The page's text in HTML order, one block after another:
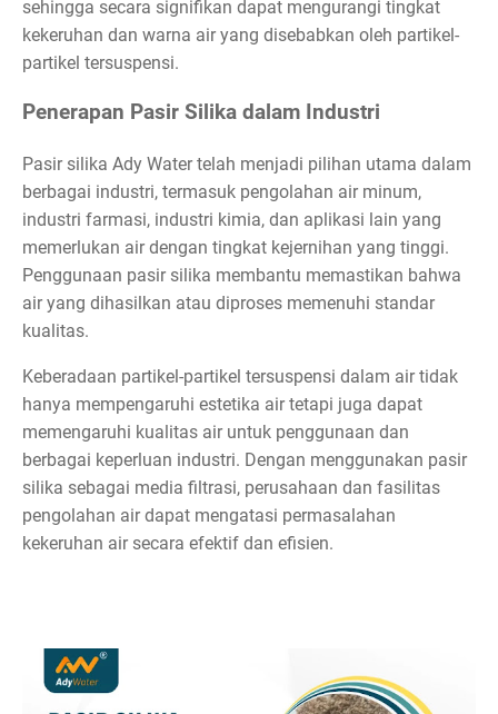
sehingga secara signifikan dapat mengurangi tingkat
kekeruhan dan warna air yang disebabkan oleh partikel-
partikel tersuspensi.
Penerapan Pasir Silika dalam Industri
Pasir silika Ady Water telah menjadi pilihan utama dalam
berbagai industri, termasuk pengolahan air minum,
industri farmasi, industri kimia, dan aplikasi lain yang
memerlukan air dengan tingkat kejernihan yang tinggi.
Penggunaan pasir silika membantu memastikan bahwa
air yang dihasilkan atau diproses memenuhi standar
kualitas.
Keberadaan partikel-partikel tersuspensi dalam air tidak
hanya mempengaruhi estetika air tetapi juga dapat
memengaruhi kualitas air untuk penggunaan dan
berbagai keperluan industri. Dengan menggunakan pasir
silika sebagai media filtrasi, perusahaan dan fasilitas
pengolahan air dapat mengatasi permasalahan
kekeruhan air secara efektif dan efisien.